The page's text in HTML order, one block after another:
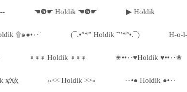
☚❺☛ Holdik ☚❺☛ ▶ Holdik
·٠•●๑۩ Holdik ۩๑●•٠·˙ (¯.•°*” Holdik ˜”*°•.¯) H-o-
♀♀♀ Holdik ♀♀♀ ✬••٠·♥Holdik ♥••٠·✬
ҳ̸Ҳ̸ҳ »<< Holdik >>« ·٠•● Holdik ●•٠·